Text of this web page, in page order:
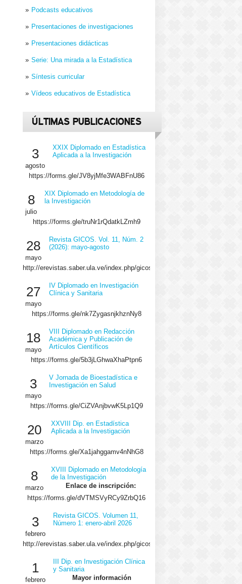
Podcasts educativos
Presentaciones de investigaciones
Presentaciones didácticas
Serie: Una mirada a la Estadística
Síntesis curricular
Vídeos educativos de Estadística
ÚLTIMAS PUBLICACIONES
3
agosto
XXIX Diplomado en Estadística
Aplicada a la Investigación
https://forms.gle/JV8yjMfe3WABFnU86
8
julio
XIX Diplomado en Metodología de
la Investigación
https://forms.gle/truNr1rQdatkLZmh9
28
mayo
Revista GICOS. Vol. 11, Núm. 2
(2026): mayo-agosto
http://erevistas.saber.ula.ve/index.php/gicos/issue/view/2064/showToc
27
mayo
IV Diplomado en Investigación
Clínica y Sanitaria
https://forms.gle/nk7ZygasnjkhznNy8
18
mayo
VIII Diplomado en Redacción
Académica y Publicación de
Artículos Científicos
https://forms.gle/5b3jLGhwaXhaPtpn6
3
mayo
V Jornada de Bioestadística e
Investigación en Salud
https://forms.gle/CiZVAnjbvwK5Lp1Q9
20
marzo
XXVIII Dip. en Estadística
Aplicada a la Investigación
https://forms.gle/Xa1jahggamv4nNhG8
8
marzo
XVIII Diplomado en Metodología
de la Investigación
Enlace de inscripción:
https://forms.gle/dVTMSVyRCy9ZrbQ16
3
febrero
Revista GICOS. Volumen 11,
Número 1: enero-abril 2026
http://erevistas.saber.ula.ve/index.php/gicos/issue/view/2029/showToc
1
febrero
III Dip. en Investigación Clínica
y Sanitaria
Mayor información